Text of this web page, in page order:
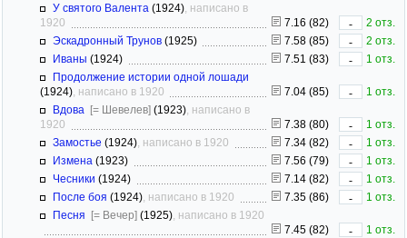
У святого Валента (1924) , написано в
1920
7.16 (82) -
2 отз.
Эскадронный Трунов (1925) 7.58 (85) -
2 отз.
Иваны (1924) 7.51 (83) -
1 отз.
Продолжение истории одной лошади
(1924) , написано в 1920 7.04 (85) -
1 отз.
Вдова [= Шевелев] (1923) , написано в
1920
7.38 (80) -
1 отз.
Замостье (1924) , написано в 1920 7.34 (82) -
1 отз.
Измена (1923) 7.56 (79) -
1 отз.
Чесники (1924) 7.14 (82) -
1 отз.
После боя (1924) , написано в 1920 7.35 (86) -
1 отз.
Песня [= Вечер] (1925) , написано в 1920
7.45 (82)
-
1 отз.